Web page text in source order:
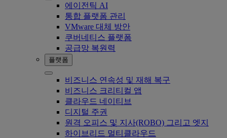
에이전틱 AI
통합 플랫폼 관리
VMware 대체 방안
쿠버네티스 플랫폼
공급망 복원력
플랫폼
비즈니스 연속성 및 재해 복구
비즈니스 크리티컬 앱
클라우드 네이티브
디지털 주권
원격 오피스 및 지사(ROBO) 그리고 엣지
하이브리드 멀티클라우드